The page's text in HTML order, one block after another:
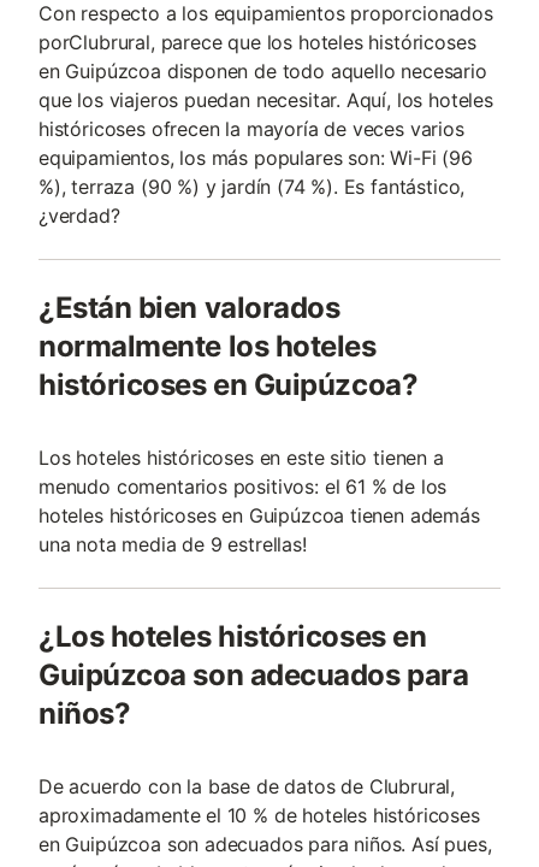
Con respecto a los equipamientos proporcionados
porClubrural, parece que los hoteles históricoses
en Guipúzcoa disponen de todo aquello necesario
que los viajeros puedan necesitar. Aquí, los hoteles
históricoses ofrecen la mayoría de veces varios
equipamientos, los más populares son: Wi-Fi (96
%), terraza (90 %) y jardín (74 %). Es fantástico,
¿verdad?
¿Están bien valorados
normalmente los hoteles
históricoses en Guipúzcoa?
Los hoteles históricoses en este sitio tienen a
menudo comentarios positivos: el 61 % de los
hoteles históricoses en Guipúzcoa tienen además
una nota media de 9 estrellas!
¿Los hoteles históricoses en
Guipúzcoa son adecuados para
niños?
De acuerdo con la base de datos de Clubrural,
aproximadamente el 10 % de hoteles históricoses
en Guipúzcoa son adecuados para niños. Así pues,